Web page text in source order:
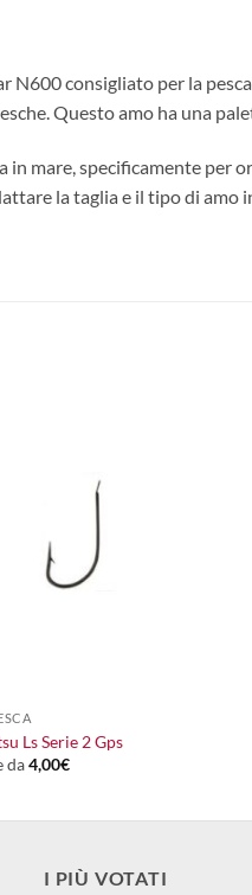
consigliato per la
Questo amo ha una
in mare, specificamente
la taglia e il tipo di
Ls Serie 2 Gps
da4,00€
I PIÙ VOTATI